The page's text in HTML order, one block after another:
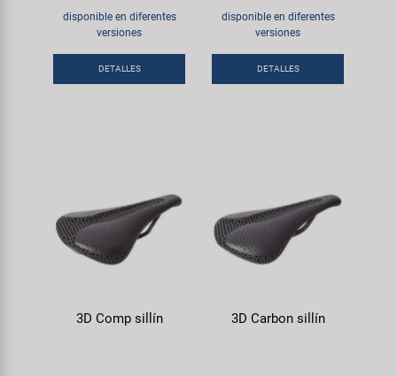
disponible en diferentes
versiones
DETALLES
disponible en diferentes
versiones
DETALLES
3D Comp sillín 3D Carbon sillín